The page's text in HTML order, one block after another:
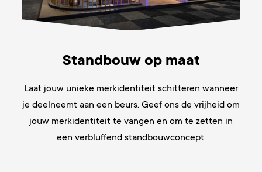
Standbouw op maat
Laat jouw unieke merkidentiteit schitteren wanneer
je deelneemt aan een beurs. Geef ons de vrijheid om
jouw merkidentiteit te vangen en om te zetten in
een verbluffend standbouwconcept.